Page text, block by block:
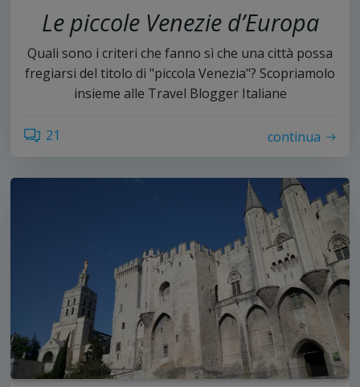
Le piccole Venezie d’Europa
Quali sono i criteri che fanno sì che una città possa
fregiarsi del titolo di "piccola Venezia"? Scopriamolo
insieme alle Travel Blogger Italiane
21 continua